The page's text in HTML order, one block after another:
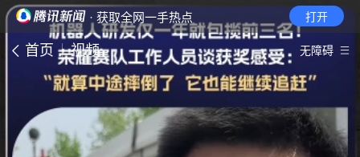
· 获取全网一手热点 打开
首页 视频 无障碍